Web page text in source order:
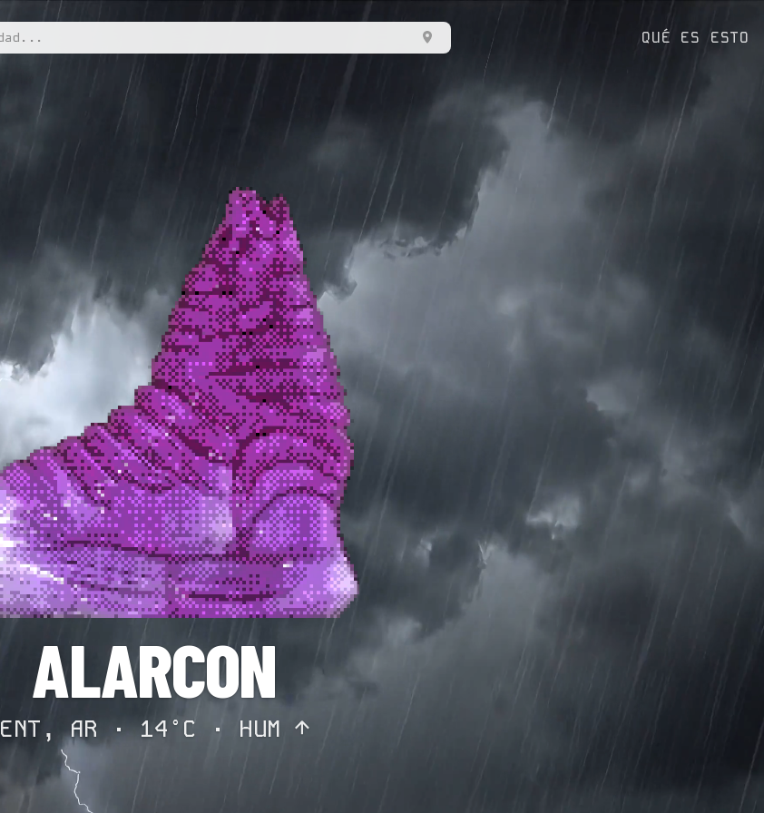
QUÉ ES ESTO
ALARCON
ENT, AR · 14°C · HUM ↑